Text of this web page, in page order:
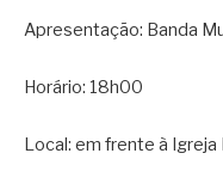
Apresentação: Banda
Horário: 18h00
Local: em frente à Igreja